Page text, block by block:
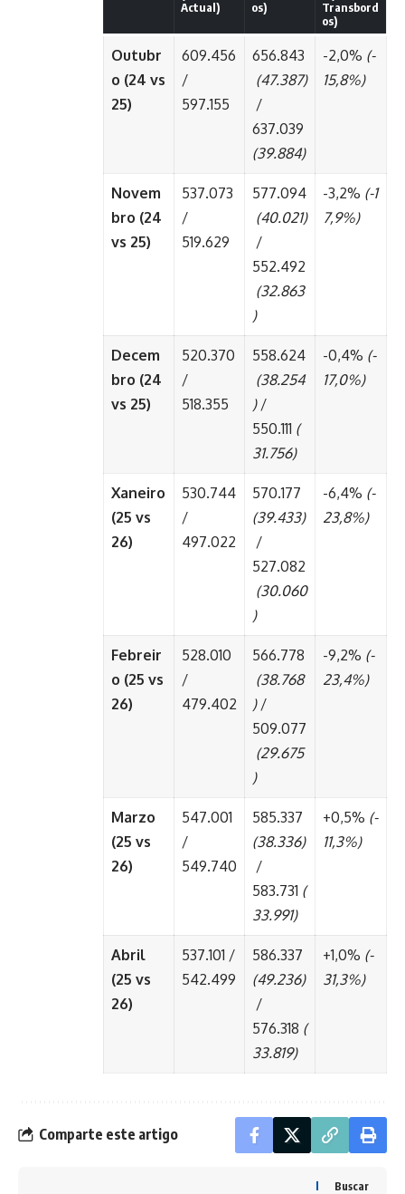
Actual)
os)
Transbord
os)
Outubr
o (24 vs
25)
609.456
/
597.155
656.843
(47.387)
/
637.039
(39.884)
-2,0% (-
15,8%)
Novem
bro (24
vs 25)
537.073
/
519.629
577.094
(40.021)
/
552.492
(32.863
)
-3,2% (-1
7,9%)
Decem
bro (24
vs 25)
520.370
/
518.355
558.624
(38.254
)/
550.111 (
31.756)
-0,4% (-
17,0%)
Xaneiro
(25 vs
26)
530.744
/
497.022
570.177
(39.433)
/
527.082
(30.060
)
-6,4% (-
23,8%)
Febreir
o (25 vs
26)
528.010
/
479.402
566.778
(38.768
)/
509.077
(29.675
)
-9,2% (-
23,4%)
Marzo
(25 vs
26)
547.001
/
549.740
585.337
(38.336)
/
583.731 (
33.991)
+0,5% (-
11,3%)
Abril
(25 vs
26)
537.101 /
542.499
586.337
(49.236)
/
576.318 (
33.819)
+1,0% (-
31,3%)
Comparte este artigo
Buscar